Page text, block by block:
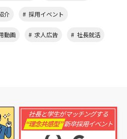
介 採用イベント
動画 求人広告 社長就活